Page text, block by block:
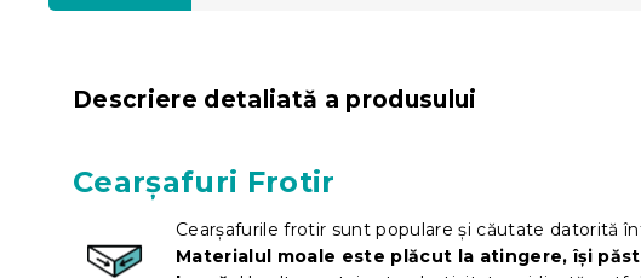
Descriere detaliată a produsului
Cearșafuri Frotir
Cearșafurile frotir sunt populare și căutate datorită
Materialul moale este plăcut la atingere, își